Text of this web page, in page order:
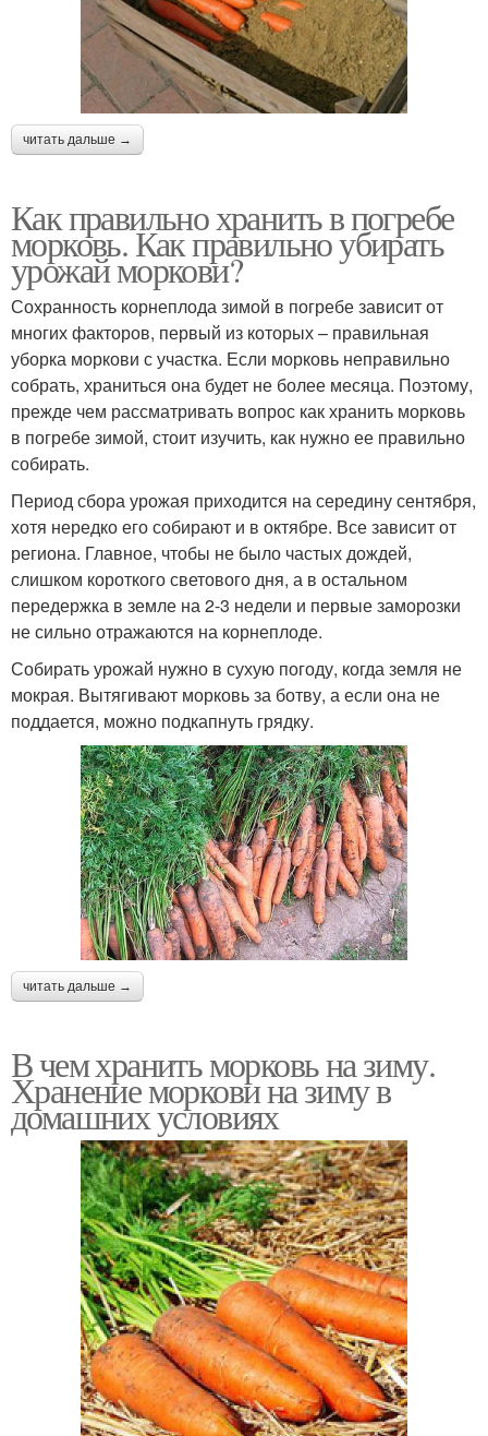
читать дальше →
Как правильно хранить в погребе
морковь. Как правильно убирать
урожай моркови?
Сохранность корнеплода зимой в погребе зависит от
многих факторов, первый из которых – правильная
уборка моркови с участка. Если морковь неправильно
собрать, храниться она будет не более месяца. Поэтому,
прежде чем рассматривать вопрос как хранить морковь
в погребе зимой, стоит изучить, как нужно ее правильно
собирать.
Период сбора урожая приходится на середину сентября,
хотя нередко его собирают и в октябре. Все зависит от
региона. Главное, чтобы не было частых дождей,
слишком короткого светового дня, а в остальном
передержка в земле на 2-3 недели и первые заморозки
не сильно отражаются на корнеплоде.
Собирать урожай нужно в сухую погоду, когда земля не
мокрая. Вытягивают морковь за ботву, а если она не
поддается, можно подкапнуть грядку.
читать дальше →
В чем хранить морковь на зиму.
Хранение моркови на зиму в
домашних условиях